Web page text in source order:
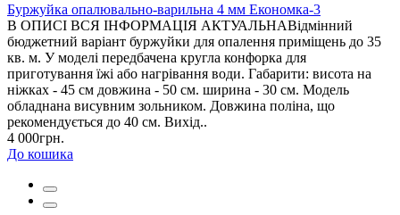
Буржуйка опалювально-варильна 4 мм Економка-3
В ОПИСІ ВСЯ ІНФОРМАЦІЯ АКТУАЛЬНАВідмінний
бюджетний варіант буржуйки для опалення приміщень до 35
кв. м. У моделі передбачена кругла конфорка для
приготування їжі або нагрівання води. Габарити: висота на
ніжках - 45 см довжина - 50 см. ширина - 30 см. Модель
обладнана висувним зольником. Довжина поліна, що
рекомендується до 40 см. Вихід..
4 000грн.
До кошика